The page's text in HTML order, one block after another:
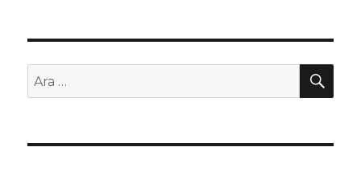
Ara: ARA